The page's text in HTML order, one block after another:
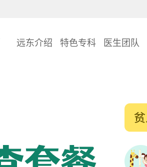
远东介绍 特色专科 医生团队